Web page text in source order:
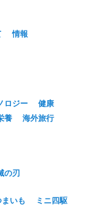
情報
ロジー
健康
養
海外旅行
の刃
いも
ミニ四駆